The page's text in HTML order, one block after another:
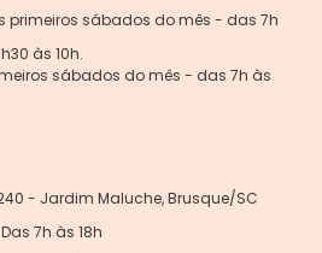
primeiros sábados do mês - das 7h
às 10h.
sábados do mês - das 7h às
- Jardim Maluche, Brusque/SC
7h às 18h